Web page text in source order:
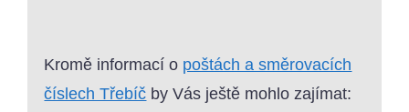
Kromě informací o poštách a směrovacích
číslech Třebíč by Vás ještě mohlo zajímat: